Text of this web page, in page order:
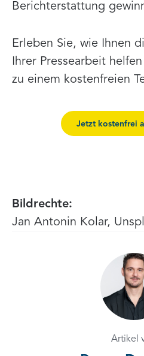
Berichterstattung
Erleben Sie, wie Ihnen
Ihrer Pressearbeit
zu einem kostenfreien
Jetzt kostenfrei
Bildrechte:
Jan Antonin Kolar,
Artikel